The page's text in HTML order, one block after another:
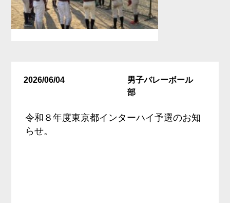
2026/06/04
男子バレーボール
部
令和８年度東京都インターハイ予選のお知
らせ。